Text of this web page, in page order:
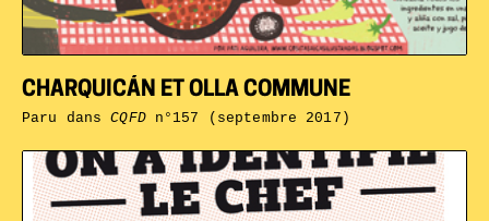
CHARQUICÁN ET OLLA COMMUNE
Paru dansCQFDn°157 (septembre 2017)